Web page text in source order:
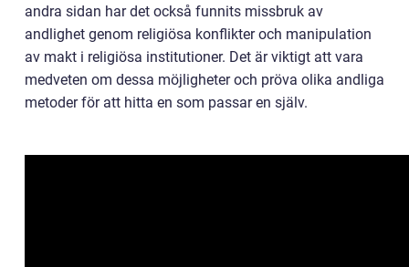
andra sidan har det också funnits missbruk av
andlighet genom religiösa konflikter och manipulation
av makt i religiösa institutioner. Det är viktigt att vara
medveten om dessa möjligheter och pröva olika andliga
metoder för att hitta en som passar en själv.